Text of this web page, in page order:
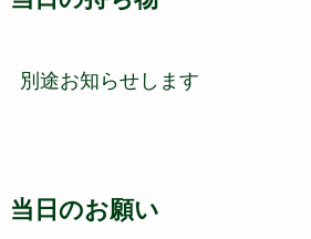
別途お知らせします
当日のお願い